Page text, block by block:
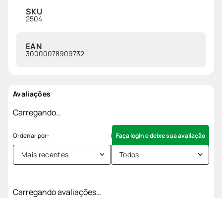
SKU
2504
EAN
30000078909732
Avaliações
Carregando…
Faça login e deixe sua avaliação
Mais recentes Todos
Carregando avaliações…